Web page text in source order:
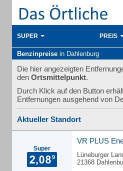
SUPER PREIS
Benzinpreise in Dahlenburg
Die hier angezeigten
den Ortsmittelpunkt.
Durch Klick auf den Button
Entfernungen ausgehend von
Aktueller Standort
Super
VR PLUS
Lüneburger
21368